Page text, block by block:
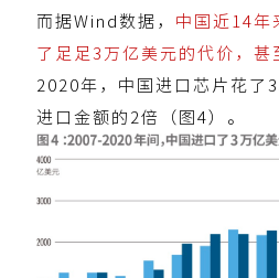
而据Wind数据， 中国近14年
了足足3万亿美元的代价，甚
2020年，中国进口芯片花了
进口金额的2倍（图4）。